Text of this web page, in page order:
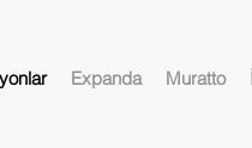
Expanda Muratto